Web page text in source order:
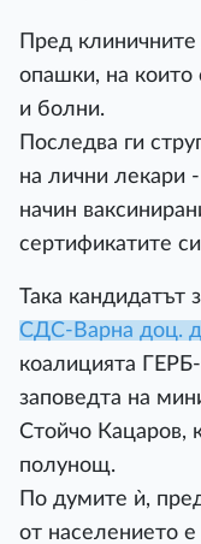
Пред клиничните
опашки, на които
и болни.
Последва ги
на лични лекари
начин
сертификатите
Така кандидатът
СДС-Варна доц.
коалицията
заповедта на
Стойчо Кацаров,
полунощ.
По думите ѝ,
от населението е